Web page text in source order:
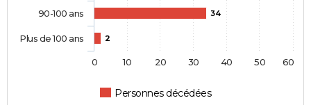
34
2
Personnes décédées
90-100 ans
Plus de 100 ans
0 10 20 30 40 50 60